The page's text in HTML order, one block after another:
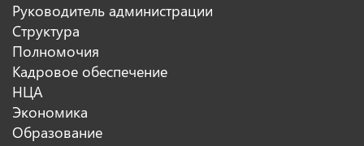
Руководитель администрации
Структура
Полномочия
Кадровое обеспечение
НЦА
Экономика
Образование